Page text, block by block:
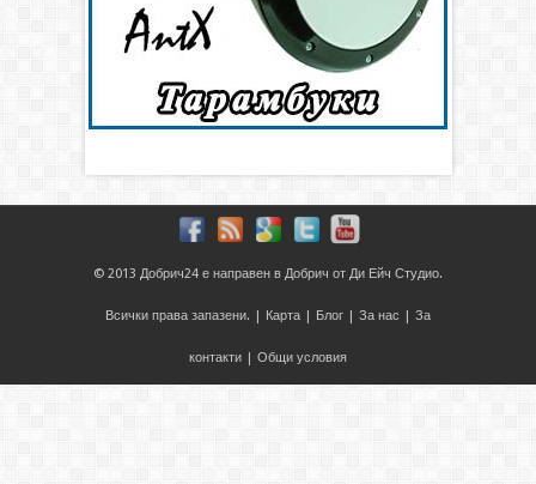
© 2013 Добрич24 е направен в Добрич от Ди Ейч Студио.
Всички права запазени. | Карта | Блог | За нас | За
контакти | Общи условия